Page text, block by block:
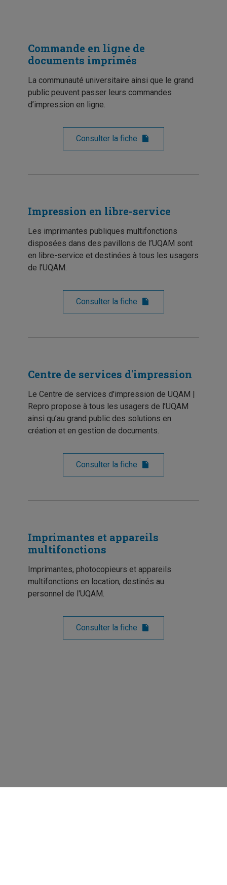
Commande en ligne de
documents imprimés
La communauté universitaire ainsi que le grand
public peuvent passer leurs commandes
d’impression en ligne.
Consulter la fiche
Impression en libre-service
Les imprimantes publiques multifonctions
disposées dans des pavillons de l’UQAM sont
en libre-service et destinées à tous les usagers
de l’UQAM.
Consulter la fiche
Centre de services d'impression
Le Centre de services d'impression de UQAM |
Repro propose à tous les usagers de l’UQAM
ainsi qu’au grand public des solutions en
création et en gestion de documents.
Consulter la fiche
Imprimantes et appareils
multifonctions
Imprimantes, photocopieurs et appareils
multifonctions en location, destinés au
personnel de l'UQAM.
Consulter la fiche